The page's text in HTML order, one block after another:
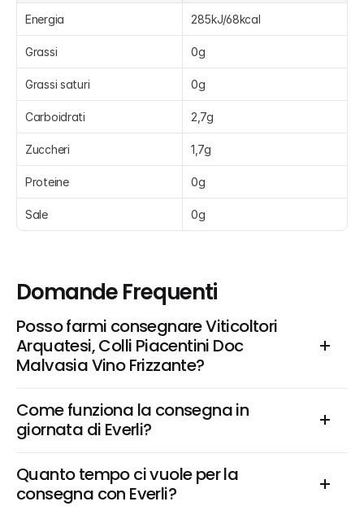
Energia 285kJ/68kcal
Grassi 0g
Grassi saturi 0g
Carboidrati 2,7g
Zuccheri 1,7g
Proteine 0g
Sale 0g
Domande Frequenti
Posso farmi consegnare Viticoltori
Arquatesi, Colli Piacentini Doc
Malvasia Vino Frizzante?
Come funziona la consegna in
giornata di Everli?
Quanto tempo ci vuole per la
consegna con Everli?